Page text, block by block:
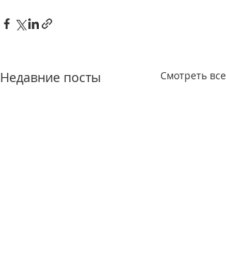
Недавние посты Смотреть все